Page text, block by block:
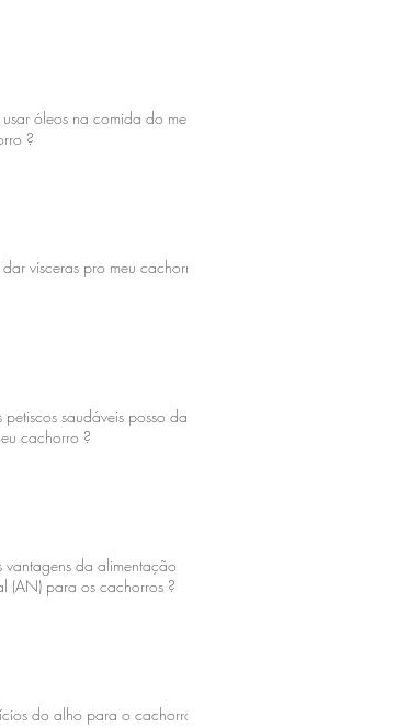
usar óleos na comida do meu
?
dar vísceras pro meu cachorro
saudáveis posso dar
cachorro ?
vantagens da alimentação
(AN) para os cachorros ?
do alho para o cachorro